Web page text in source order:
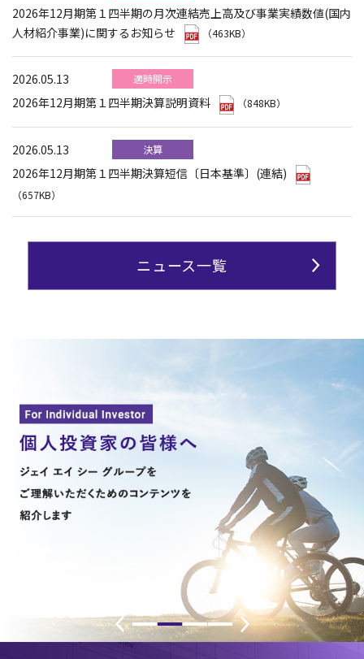
2026年12月期第１四半期の月次連結売上高及び事業実績数値(国内
人材紹介事業)に関するお知らせ
（463KB）
2026.05.13 適時開示
2026年12月期第１四半期決算説明資料 （848KB）
2026.05.13 決算
2026年12月期第１四半期決算短信〔日本基準〕(連結)
（657KB）
ニュース一覧